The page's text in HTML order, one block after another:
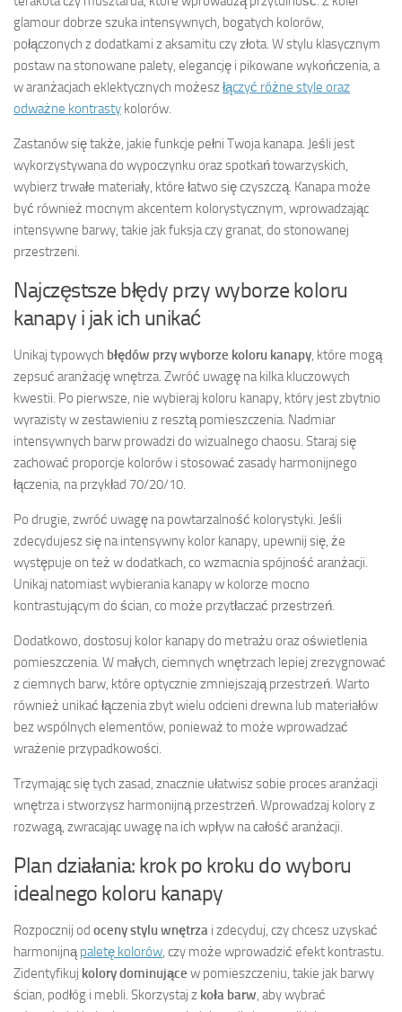
glamour dobrze szuka intensywnych, bogatych kolorów,
połączonych z dodatkami z aksamitu czy złota. W stylu klasycznym
postaw na stonowane palety, elegancję i pikowane wykończenia, a
w aranżacjach eklektycznych możeszłączyć różne style oraz
odważne kontrasty kolorów.
Zastanów się także, jakie funkcje pełni Twoja kanapa. Jeśli jest
wykorzystywana do wypoczynku oraz spotkań towarzyskich,
wybierz trwałe materiały, które łatwo się czyszczą. Kanapa może
być również mocnym akcentem kolorystycznym, wprowadzając
intensywne barwy, takie jak fuksja czy granat, do stonowanej
przestrzeni.
Najczęstsze błędy przy wyborze koloru
kanapy i jak ich unikać
Unikaj typowych błędów przy wyborze koloru kanapy , które mogą
zepsuć aranżację wnętrza. Zwróć uwagę na kilka kluczowych
kwestii. Po pierwsze, nie wybieraj koloru kanapy, który jest zbytnio
wyrazisty w zestawieniu z resztą pomieszczenia. Nadmiar
intensywnych barw prowadzi do wizualnego chaosu. Staraj się
zachować proporcje kolorów i stosować zasady harmonijnego
łączenia, na przykład 70/20/10.
Po drugie, zwróć uwagę na powtarzalność kolorystyki. Jeśli
zdecydujesz się na intensywny kolor kanapy, upewnij się, że
występuje on też w dodatkach, co wzmacnia spójność aranżacji.
Unikaj natomiast wybierania kanapy w kolorze mocno
kontrastującym do ścian, co może przytłaczać przestrzeń.
Dodatkowo, dostosuj kolor kanapy do metrażu oraz oświetlenia
pomieszczenia. W małych, ciemnych wnętrzach lepiej zrezygnować
z ciemnych barw, które optycznie zmniejszają przestrzeń. Warto
również unikać łączenia zbyt wielu odcieni drewna lub materiałów
bez wspólnych elementów, ponieważ to może wprowadzać
wrażenie przypadkowości.
Trzymając się tych zasad, znacznie ułatwisz sobie proces aranżacji
wnętrza i stworzysz harmonijną przestrzeń. Wprowadzaj kolory z
rozwagą, zwracając uwagę na ich wpływ na całość aranżacji.
Plan działania: krok po kroku do wyboru
idealnego koloru kanapy
Rozpocznij od oceny stylu wnętrza i zdecyduj, czy chcesz uzyskać
harmonijną paletę kolorów , czy może wprowadzić efekt kontrastu.
Zidentyfikuj kolory dominujące w pomieszczeniu, takie jak barwy
ścian, podłóg i mebli. Skorzystaj z koła barw , aby wybrać